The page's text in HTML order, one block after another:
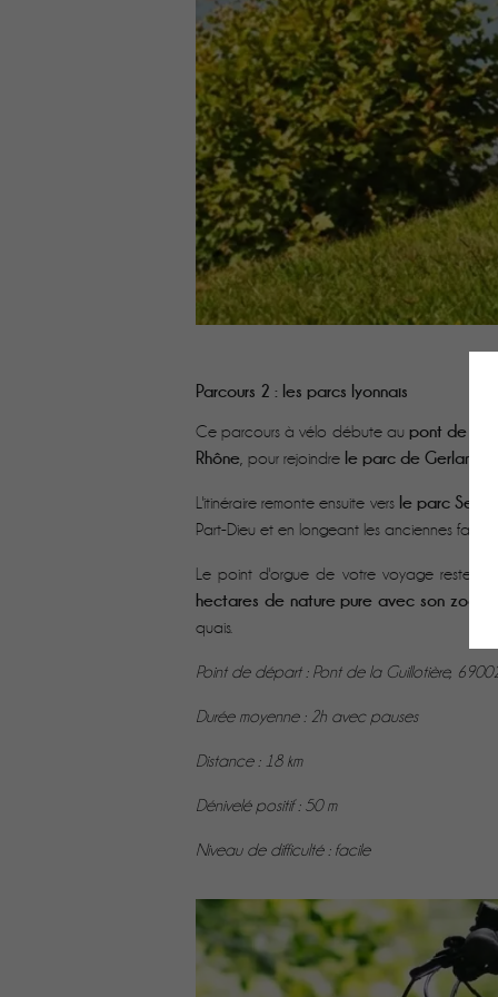
Parcours 2 : les parcs lyonnais
Ce parcours à vélo débute au pont de la
Rhône , pour rejoindre le parc de Gerland .
L'itinéraire remonte ensuite vers le parc
Part-Dieu et en longeant les anciennes
Le point d'orgue de votre voyage reste la
hectares de nature pure avec son zoo et
quais.
Point de départ : Pont de la Guillotière,
Durée moyenne : 2h avec pauses
Distance : 18 km
Dénivelé positif : 50 m
Niveau de difficulté : facile